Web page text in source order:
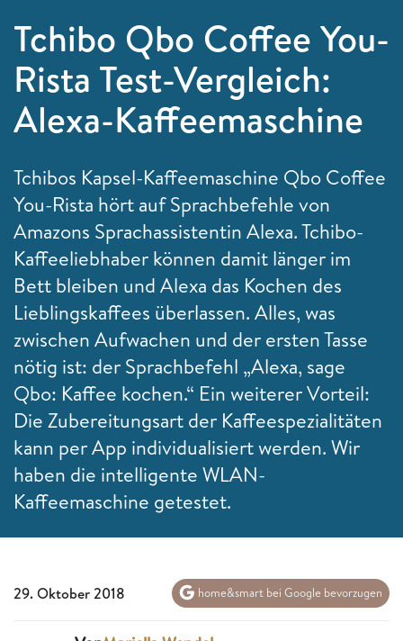
Tchibo Qbo Coffee You-
Rista Test-Vergleich:
Alexa-Kaffeemaschine
Tchibos Kapsel-Kaffeemaschine Qbo Coffee
You-Rista hört auf Sprachbefehle von
Amazons Sprachassistentin Alexa. Tchibo-
Kaffeeliebhaber können damit länger im
Bett bleiben und Alexa das Kochen des
Lieblingskaffees überlassen. Alles, was
zwischen Aufwachen und der ersten Tasse
nötig ist: der Sprachbefehl „Alexa, sage
Qbo: Kaffee kochen.“ Ein weiterer Vorteil:
Die Zubereitungsart der Kaffeespezialitäten
kann per App individualisiert werden. Wir
haben die intelligente WLAN-
Kaffeemaschine getestet.
29. Oktober 2018 home&smart bei Google bevorzugen